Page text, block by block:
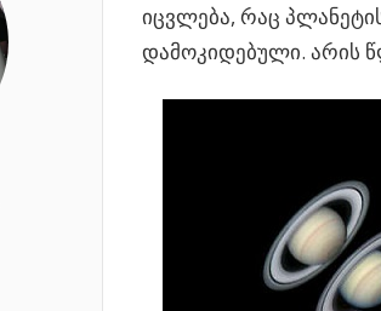
იცვლება, რაც
დამოკიდებული. არის